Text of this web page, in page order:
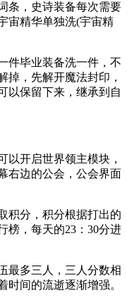
条，史诗装备每次需要
宙精华单独洗(宇宙精
件毕业装备洗一件，不
掉，先解开魔法封印，
以保留下来，继承到自
以开启世界领主模块，
右边的公会，公会界面
积分，积分根据打出的
榜，每天的23：30分进
最多三人，三人分数相
时间的流逝逐渐增强。